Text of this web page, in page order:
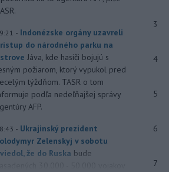
- Indonézske orgány uzavreli
do národného parku na
Jáva, kde hasiči bojujú s
požiarom, ktorý vypukol pred
týždňom. TASR o tom
podľa nedeľňajšej správy
AFP.
- Ukrajinský prezident
Zelenskyj v sobotu
že do Ruska bude
3
4
5
6
7